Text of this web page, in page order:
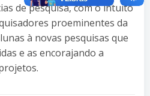
de pesquisa, com o intuito
proeminentes da
à novas pesquisas que
e as encorajando a